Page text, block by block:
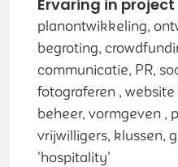
Ervaring in project
planontwikkeling,
begroting,
communicatie, PR,
fotograferen ,
beheer, vormgeven ,
vrijwilligers, klussen,
'hospitality'